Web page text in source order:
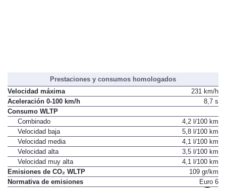
Prestaciones y consumos homologados
Velocidad máxima
231 km/h
Aceleración 0-100 km/h
Consumo WLTP
Combinado
4,2 l/100 km
Velocidad baja
5,8 l/100 km
Velocidad media
4,1 l/100 km
Velocidad alta
3,5 l/100 km
Velocidad muy alta
4,1 l/100 km
Emisiones de CO₂ WLTP
109 gr/km